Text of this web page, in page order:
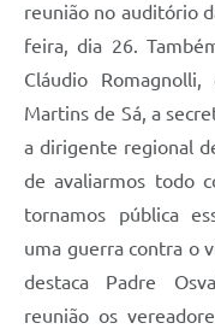
reunião no auditório
feira, dia 26.
Cláudio
Martins de Sá, a
a dirigente regional
de avaliarmos todo
tornamos pública
uma guerra contra o
destaca Padre
reunião os